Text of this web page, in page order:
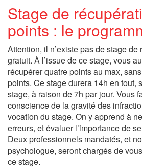
Stage de
points : le
Attention, il n’existe pas de stage
gratuit. À l’issue de ce stage, vous
récupérer quatre points au max,
points. Ce stage durera 14h en tout,
stage, à raison de 7h par jour. Vous
conscience de la gravité des
vocation du stage. On y apprend à
erreurs, et évaluer l’importance de
Deux professionnels mandatés, et
psychologue, seront chargés de
ce stage.